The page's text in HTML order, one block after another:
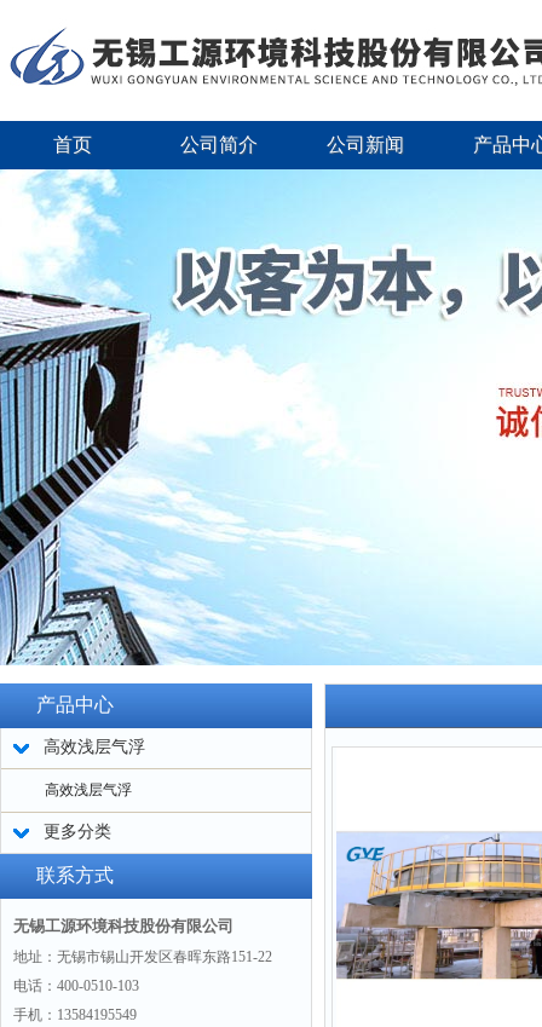
首页 公司简介 公司新闻 产品中
产品中心
高效浅层气浮
高效浅层气浮
更多分类
联系方式
无锡工源环境科技股份有限公司
地址：无锡市锡山开发区春晖东路151-22
电话：400-0510-103
手机：13584195549